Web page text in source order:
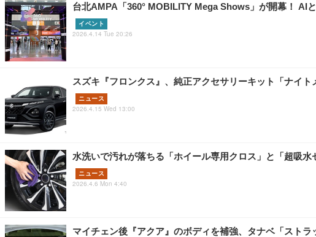
台北AMPA「360° MOBILITY Mega Shows」が開幕！ AI
イベント
2026.4.14 Tue 20:26
スズキ『フロンクス』、純正アクセサリーキット「ナイ
ニュース
2026.4.15 Wed 13:00
水洗いで汚れが落ちる「ホイール専用クロス」と「超吸
ニュース
2026.4.6 Mon 4:40
マイチェン後『アクア』のボディを補強、タナベ「スト